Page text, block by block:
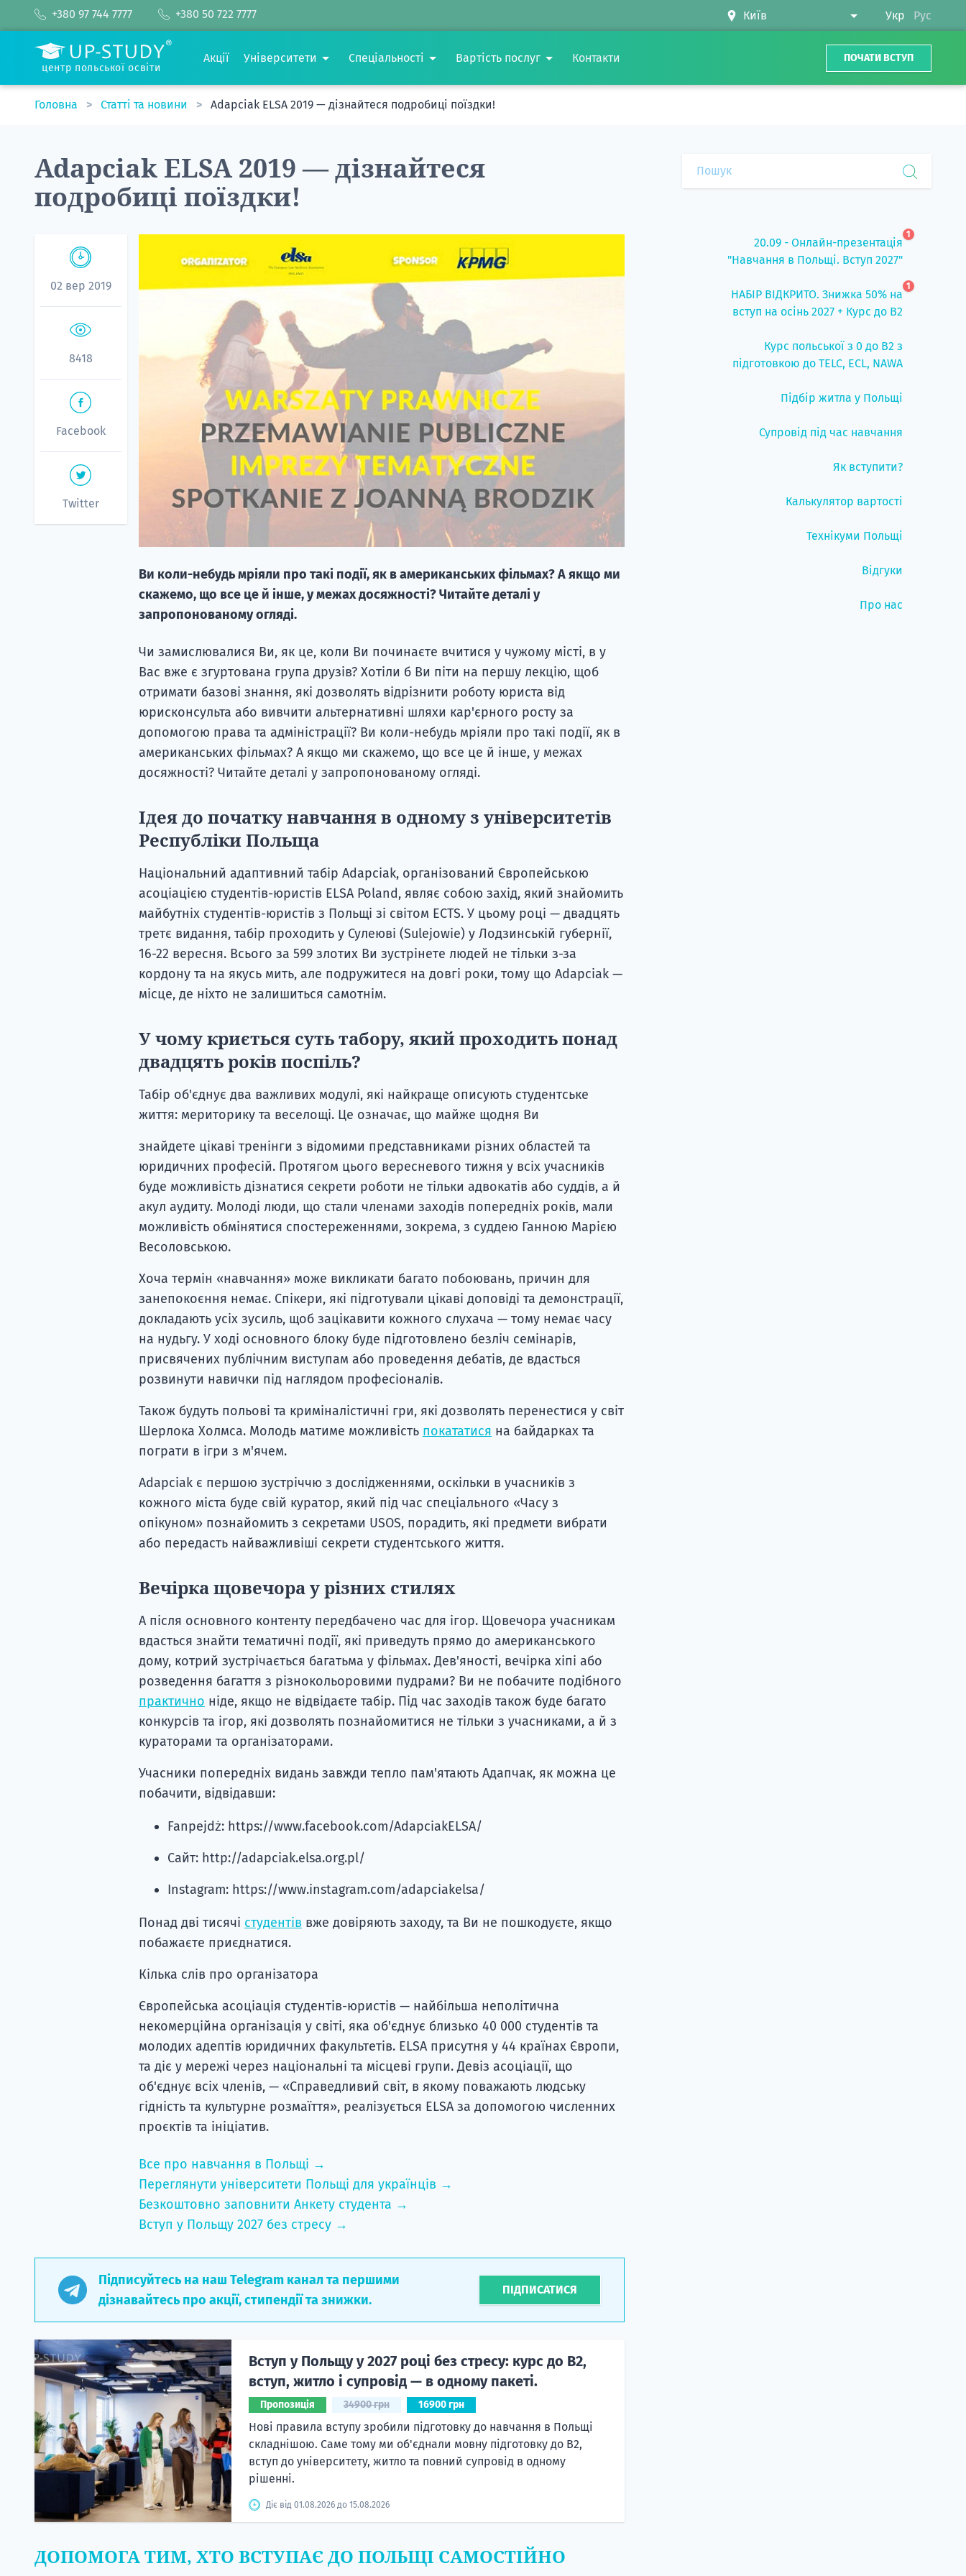
+380 97 744 7777 +380 50 722 7777 Укр Рус
центр польської освіти
Акції Університети Спеціальності Вартість послуг Контакти ПОЧАТИ ВСТУП
Головна Статті та новини Adapciak ELSA 2019 — дізнайтеся подробиці поїздки!
Adapciak ELSA 2019 — дізнайтеся
подробиці поїздки!
02 вер 2019
8418
Facebook
Twitter
Ви коли-небудь мріяли про такі події, як в американських фільмах? А якщо ми
скажемо, що все це й інше, у межах досяжності? Читайте деталі у
запропонованому огляді.
Чи замислювалися Ви, як це, коли Ви починаєте вчитися у чужому місті, в у
Вас вже є згуртована група друзів? Хотіли б Ви піти на першу лекцію, щоб
отримати базові знання, які дозволять відрізнити роботу юриста від
юрисконсульта або вивчити альтернативні шляхи кар'єрного росту за
допомогою права та адміністрації? Ви коли-небудь мріяли про такі події, як в
американських фільмах? А якщо ми скажемо, що все це й інше, у межах
досяжності? Читайте деталі у запропонованому огляді.
Ідея до початку навчання в одному з університетів
Республіки Польща
Національний адаптивний табір Adapciak, організований Європейською
асоціацією студентів-юристів ELSA Poland, являє собою захід, який знайомить
майбутніх студентів-юристів з Польщі зі світом ECTS. У цьому році — двадцять
третє видання, табір проходить у Сулеюві (Sulejowie) у Лодзинській губернії,
16-22 вересня. Всього за 599 злотих Ви зустрінете людей не тільки з-за
кордону та на якусь мить, але подружитеся на довгі роки, тому що Adapciak —
місце, де ніхто не залишиться самотнім.
У чому криється суть табору, який проходить понад
двадцять років поспіль?
Табір об'єднує два важливих модулі, які найкраще описують студентське
життя: мериторику та веселощі. Це означає, що майже щодня Ви
знайдете цікаві тренінги з відомими представниками різних областей та
юридичних професій. Протягом цього вересневого тижня у всіх учасників
буде можливість дізнатися секрети роботи не тільки адвокатів або суддів, а й
акул аудиту. Молоді люди, що стали членами заходів попередніх років, мали
можливість обмінятися спостереженнями, зокрема, з суддею Ганною Марією
Весоловською.
Хоча термін «навчання» може викликати багато побоювань, причин для
занепокоєння немає. Спікери, які підготували цікаві доповіді та демонстрації,
докладають усіх зусиль, щоб зацікавити кожного слухача — тому немає часу
на нудьгу. У ході основного блоку буде підготовлено безліч семінарів,
присвячених публічним виступам або проведення дебатів, де вдасться
розвинути навички під наглядом професіоналів.
Також будуть польові та криміналістичні гри, які дозволять перенестися у світ
Шерлока Холмса. Молодь матиме можливість покататися на байдарках та
пограти в ігри з м'ячем.
Adapciak є першою зустріччю з дослідженнями, оскільки в учасників з
кожного міста буде свій куратор, який під час спеціального «Часу з
опікуном» познайомить з секретами USOS, порадить, які предмети вибрати
або передасть найважливіші секрети студентського життя.
Вечірка щовечора у різних стилях
А після основного контенту передбачено час для ігор. Щовечора учасникам
вдасться знайти тематичні події, які приведуть прямо до американського
дому, котрий зустрічається багатьма у фільмах. Дев'яності, вечірка хіпі або
розведення багаття з різнокольоровими пудрами? Ви не побачите подібного
практично ніде, якщо не відвідаєте табір. Під час заходів також буде багато
конкурсів та ігор, які дозволять познайомитися не тільки з учасниками, а й з
кураторами та організаторами.
Учасники попередніх видань завжди тепло пам'ятають Адапчак, як можна це
побачити, відвідавши:
Fanpejdż: https://www.facebook.com/AdapciakELSA/
Сайт: http://adapciak.elsa.org.pl/
Instagram: https://www.instagram.com/adapciakelsa/
Понад дві тисячі студентів вже довіряють заходу, та Ви не пошкодуєте, якщо
побажаєте приєднатися.
Кілька слів про організатора
Європейська асоціація студентів-юристів — найбільша неполітична
некомерційна організація у світі, яка об'єднує близько 40 000 студентів та
молодих адептів юридичних факультетів. ELSA присутня у 44 країнах Європи,
та діє у мережі через національні та місцеві групи. Девіз асоціації, що
об'єднує всіх членів, — «Справедливий світ, в якому поважають людську
гідність та культурне розмаїття», реалізується ELSA за допомогою численних
проєктів та ініціатив.
Все про навчання в Польщі →
Переглянути університети Польщі для українців →
Безкоштовно заповнити Анкету студента →
Вступ у Польщу 2027 без стресу →
Підписуйтесь на наш Telegram канал та першими
дізнавайтесь про акції, стипендії та знижки.
ПІДПИСАТИСЯ
Вступ у Польщу у 2027 році без стресу: курс до B2,
вступ, житло і супровід — в одному пакеті.
Пропозиція 34900 грн 16900 грн
Нові правила вступу зробили підготовку до навчання в Польщі
складнішою. Саме тому ми об'єднали мовну підготовку до В2,
вступ до університету, житло та повний супровід в одному
рішенні.
Діє від 01.08.2026 до 15.08.2026
ДОПОМОГА ТИМ, ХТО ВСТУПАЄ ДО ПОЛЬЩІ САМОСТІЙНО
20.09 - Онлайн-презентація
"Навчання в Польщі. Вступ 2027"
1
НАБІР ВІДКРИТО. Знижка 50% на
вступ на осінь 2027 + Курс до B2
1
Курс польської з 0 до B2 з
підготовкою до TELC, ECL, NAWA
Підбір житла у Польщі
Супровід під час навчання
Як вступити?
Калькулятор вартості
Технікуми Польщі
Відгуки
Про нас